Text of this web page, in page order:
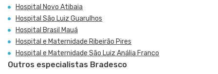
Hospital Novo Atibaia
Hospital São Luiz Guarulhos
Hospital Brasil Mauá
Hospital e Maternidade Ribeirão Pires
Hospital e Maternidade São Luiz Anália Franco
Outros especialistas Bradesco